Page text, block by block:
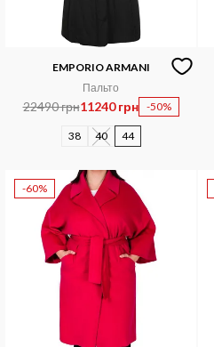
EMPORIO ARMANI
Пальто
22490 грн11240 грн -50%
38 40 44
-60%